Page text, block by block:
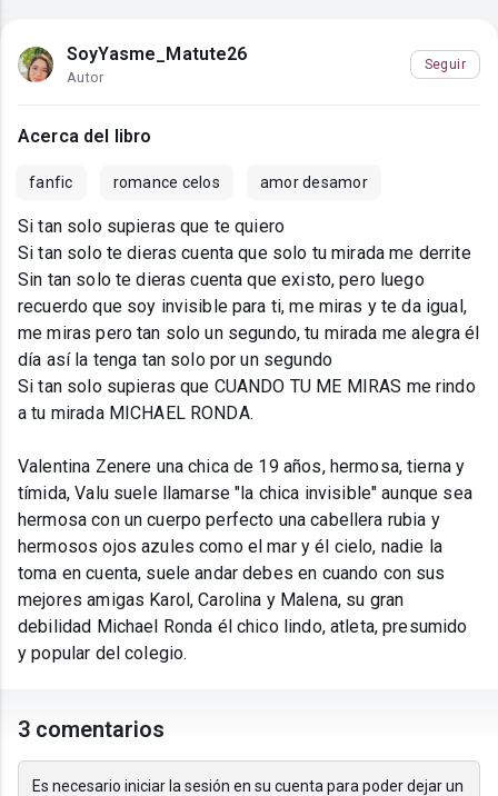
SoyYasme_Matute26
Autor
Seguir
Acerca del libro
fanfic romance celos amor desamor
Si tan solo supieras que te quiero
Si tan solo te dieras cuenta que solo tu mirada me derrite
Sin tan solo te dieras cuenta que existo, pero luego
recuerdo que soy invisible para ti, me miras y te da igual,
me miras pero tan solo un segundo, tu mirada me alegra él
día así la tenga tan solo por un segundo
Si tan solo supieras que CUANDO TU ME MIRAS me rindo
a tu mirada MICHAEL RONDA.
Valentina Zenere una chica de 19 años, hermosa, tierna y
tímida, Valu suele llamarse "la chica invisible" aunque sea
hermosa con un cuerpo perfecto una cabellera rubia y
hermosos ojos azules como el mar y él cielo, nadie la
toma en cuenta, suele andar debes en cuando con sus
mejores amigas Karol, Carolina y Malena, su gran
debilidad Michael Ronda él chico lindo, atleta, presumido
y popular del colegio.
3 comentarios
Es necesario iniciar la sesión en su cuenta para poder dejar un